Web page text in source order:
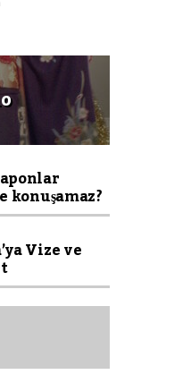
konuşamaz?
Vize ve